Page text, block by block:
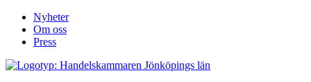
Nyheter
Om oss
Press